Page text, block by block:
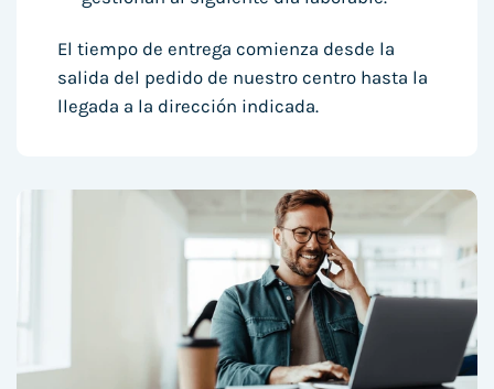
El tiempo de entrega comienza desde la
salida del pedido de nuestro centro hasta la
llegada a la dirección indicada.